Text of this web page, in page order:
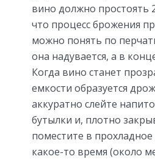
вино должно простоять
что процесс брожения
можно понять по
она надувается, а в
Когда вино станет
емкости образуется
аккуратно слейте
бутылки и, плотно
поместите в
какое-то время (около